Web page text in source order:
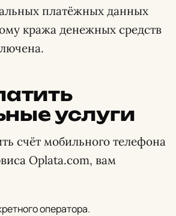
платёжных данных
кража денежных средств
услуги
счёт мобильного телефона
Oplata.com, вам
оператора.